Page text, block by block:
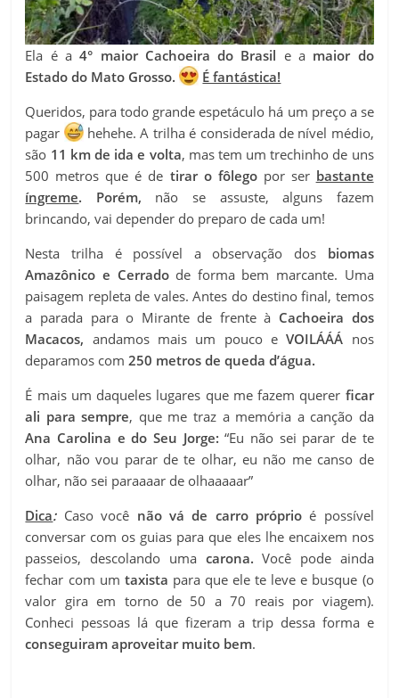
Ela é a4° maior Cachoeira do Brasil e a maior do
Estado do Mato Grosso.
É fantástica!
Queridos, para todo grande espetáculo há um preço a se
pagar
hehehe. A trilha é considerada de nível médio,
são 11 km de ida e volta, mas tem um trechinho de uns
500 metros que é de tirar o fôlego por ser bastante
íngreme. Porém, não se assuste, alguns fazem
brincando, vai depender do preparo de cada um!
Nesta trilha é possível a observação dos biomas
Amazônico e Cerradode forma bem marcante. Uma
paisagem repleta de vales. Antes do destino final, temos
a parada para o Mirante de frente à Cachoeira dos
Macacos, andamos mais um pouco eVOILÁÁÁ nos
deparamos com250 metros de queda d’água.
É mais um daqueles lugares que me fazem querer ficar
ali para sempre, que me traz a memória a canção da
Ana Carolina e do Seu Jorge: “Eu não sei parar de te
olhar, não vou parar de te olhar, eu não me canso de
olhar, não sei paraaaar de olhaaaaar”
Dica: Caso você não vá de carro próprioé possível
conversar com os guias para que eles lhe encaixem nos
passeios, descolando uma carona. Você pode ainda
fechar com um taxista para que ele te leve e busque (o
valor gira em torno de 50 a 70 reais por viagem).
Conheci pessoas lá que fizeram a trip dessa forma e
conseguiram aproveitar muito bem.